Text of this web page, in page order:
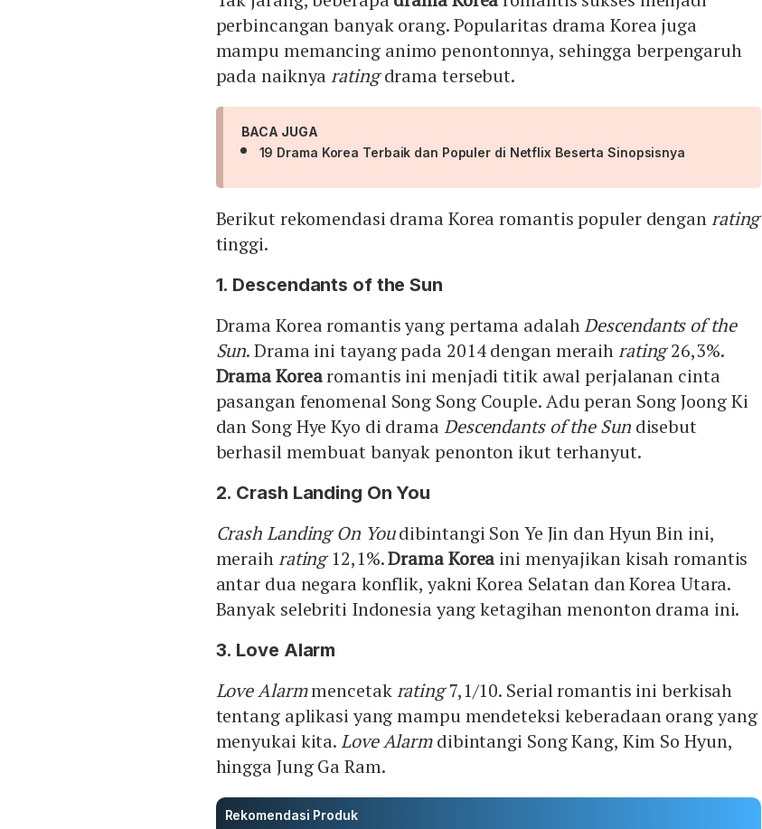
perbincangan banyak orang. Popularitas drama Korea juga
mampu memancing animo penontonnya, sehingga berpengaruh
pada naiknyaratingdrama tersebut.
BACA JUGA
19 Drama Korea Terbaik dan Populer di Netflix Beserta Sinopsisnya
Berikut rekomendasi drama Korea romantis populer denganrating
tinggi.
1. Descendants of the Sun
Drama Korea romantis yang pertama adalahDescendants of the
Sun. Drama ini tayang pada 2014 dengan meraihrating26,3%.
Drama Korearomantis ini menjadi titik awal perjalanan cinta
pasangan fenomenal Song Song Couple. Adu peran Song Joong Ki
dan Song Hye Kyo di dramaDescendants of the Sundisebut
berhasil membuat banyak penonton ikut terhanyut.
2. Crash Landing On You
Crash Landing On Youdibintangi Son Ye Jin dan Hyun Bin ini,
meraihrating12,1%.Drama Korea ini menyajikan kisah romantis
antar dua negara konflik, yakni Korea Selatan dan Korea Utara.
Banyak selebriti Indonesia yang ketagihan menonton drama ini.
3. Love Alarm
Love Alarmmencetakrating7,1/10. Serial romantis ini berkisah
tentang aplikasi yang mampu mendeteksi keberadaan orang yang
menyukai kita.Love Alarmdibintangi Song Kang, Kim So Hyun,
hingga Jung Ga Ram.
Rekomendasi Produk